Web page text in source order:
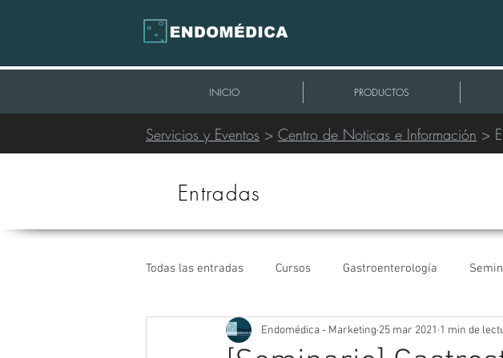
INICIO PRODUCTOS
Servicios y Eventos > Centro de Noticas e Información >
Entradas
Todas las entradas Cursos Gastroenterología
Intervencionismo Periférico Extracción de Cables
Endomédica - Marketing 25 mar 2021 1 min de